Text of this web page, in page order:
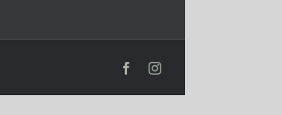
FacebookInstagram